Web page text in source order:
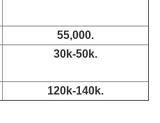
55,000.
30k-50k.
120k-140k.